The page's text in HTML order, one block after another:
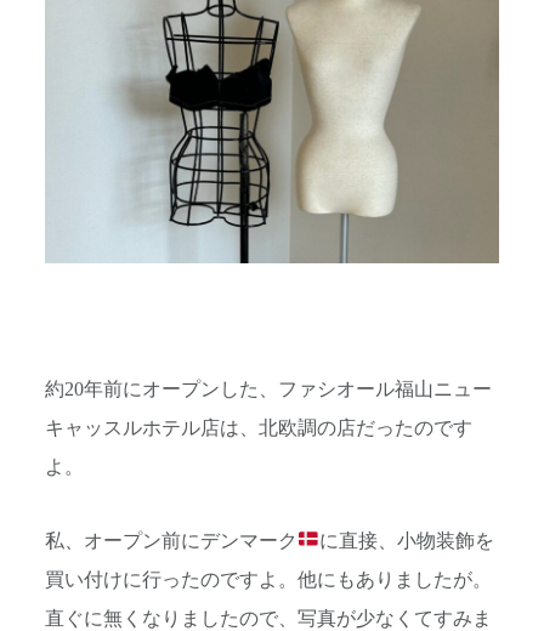
約20年前にオープンした、ファシオール福山ニュー
キャッスルホテル店は、北欧調の店だったのです
よ。
私、オープン前にデンマーク
に直接、小物装飾を
買い付けに行ったのですよ。他にもありましたが。
直ぐに無くなりましたので、写真が少なくてすみま